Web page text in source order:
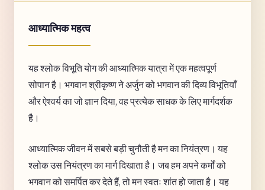
आध्यात्मिक महत्व
यह श्लोक विभूति योग की आध्यात्मिक यात्रा में एक महत्वपूर्ण
सोपान है। भगवान श्रीकृष्ण ने अर्जुन को भगवान की दिव्य विभूतियाँ
और ऐश्वर्य का जो ज्ञान दिया, वह प्रत्येक साधक के लिए मार्गदर्शक
है।
आध्यात्मिक जीवन में सबसे बड़ी चुनौती है मन का नियंत्रण। यह
श्लोक उस नियंत्रण का मार्ग दिखाता है। जब हम अपने कर्मों को
भगवान को समर्पित कर देते हैं, तो मन स्वतः शांत हो जाता है। यह